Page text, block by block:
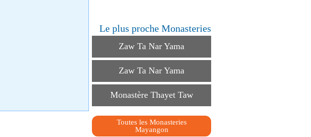
Le plus proche Monasteries
Zaw Ta Nar Yama
Zaw Ta Nar Yama
Monastère Thayet Taw
Toutes les Monasteries
Mayangon